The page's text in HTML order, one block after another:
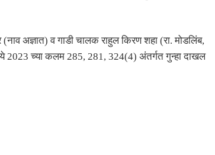
अज्ञात) व गाडी चालक राहुल किरण शहा (रा. मोडलिंब,
2023 च्या कलम 285, 281, 324(4) अंतर्गत गुन्हा दाखल